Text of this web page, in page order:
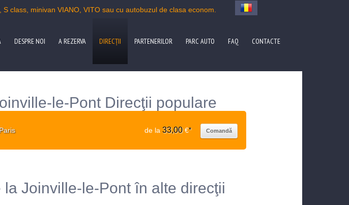
class, minivan VIANO, VITO sau cu autobuzul de clasa econom.
DESPRE NOI A REZERVA DIRECŢII PARTENERILOR PARC AUTO FAQ CONTACTE
le-Pont Direcţii populare
Paris de la 33,00€* Comandă
la Joinville-le-Pont în alte direcţii